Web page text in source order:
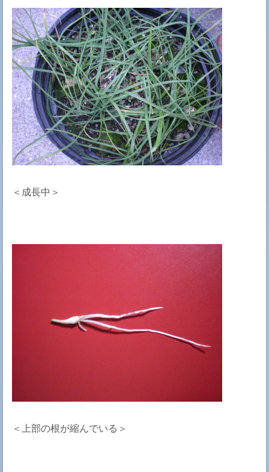
＜成長中＞
＜上部の根が縮んでいる＞